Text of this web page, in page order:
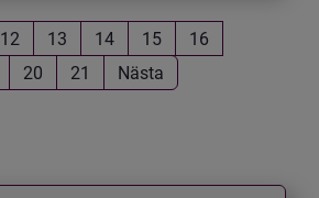
12 13 14 15
16
20 21 Nästa